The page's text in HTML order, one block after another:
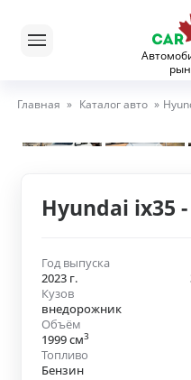
Главная » Каталог авто »
Hyundai ix35
Год выпуска
2023 г.
Кузов
внедорожник
Объём
1999 см3
Топливо
Бензин